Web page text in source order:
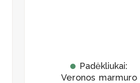
Padėkliukai:
Veronos marmuro